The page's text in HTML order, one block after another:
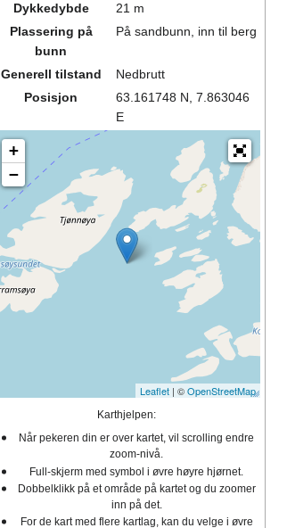
Dykkedybde
21 m
Plassering på
bunn
På sandbunn, inn til berg
Generell tilstand
Nedbrutt
Posisjon
63.161748 N, 7.863046
E
+
−
Leaflet | ©OpenStreetMap
Karthjelpen:
Når pekeren din er over kartet, vil scrolling endre
zoom-nivå.
Full-skjerm med symbol i øvre høyre hjørnet.
Dobbelklikk på et område på kartet og du zoomer
inn på det.
For de kart med flere kartlag, kan du velge i øvre